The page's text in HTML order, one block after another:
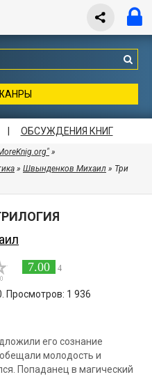
ОБСУЖДЕНИЯ КНИГ
»
» Швынденков Михаил » Три
7.00 4
Просмотров: 1 936
его сознание
молодость и
Попаданец в магический